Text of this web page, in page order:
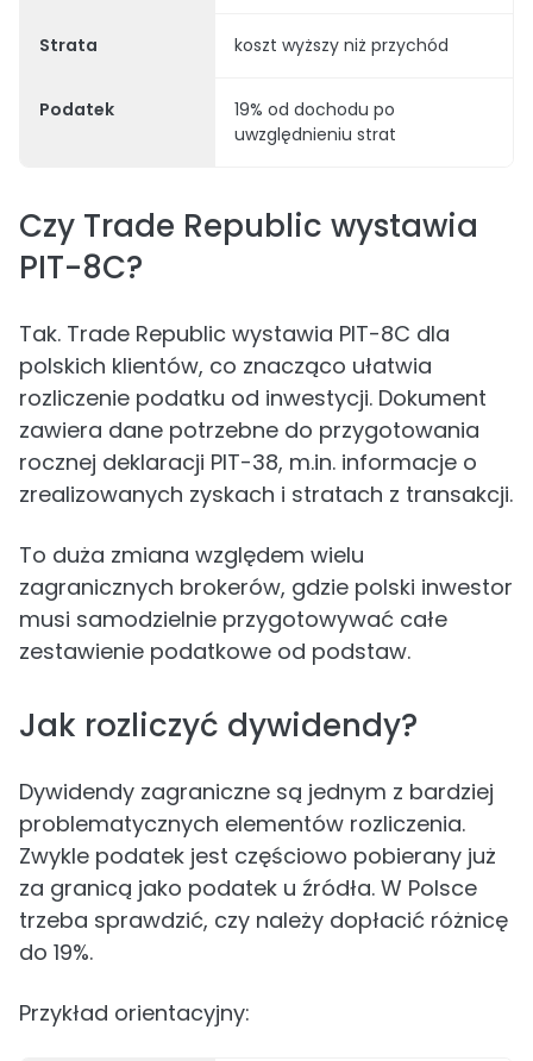
Strata koszt wyższy niż przychód
Podatek
19% od dochodu po
uwzględnieniu strat
Czy Trade Republic wystawia
PIT-8C?
Tak. Trade Republic wystawia PIT-8C dla
polskich klientów, co znacząco ułatwia
rozliczenie podatku od inwestycji. Dokument
zawiera dane potrzebne do przygotowania
rocznej deklaracji PIT-38, m.in. informacje o
zrealizowanych zyskach i stratach z transakcji.
To duża zmiana względem wielu
zagranicznych brokerów, gdzie polski inwestor
musi samodzielnie przygotowywać całe
zestawienie podatkowe od podstaw.
Jak rozliczyć dywidendy?
Dywidendy zagraniczne są jednym z bardziej
problematycznych elementów rozliczenia.
Zwykle podatek jest częściowo pobierany już
za granicą jako podatek u źródła. W Polsce
trzeba sprawdzić, czy należy dopłacić różnicę
do 19%.
Przykład orientacyjny: